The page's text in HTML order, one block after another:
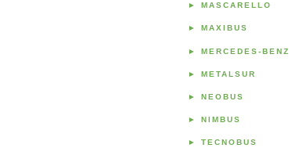
► MASCARELLO
► MAXIBUS
► MERCEDES-BENZ
► METALSUR
► NEOBUS
► NIMBUS
► TECNOBUS